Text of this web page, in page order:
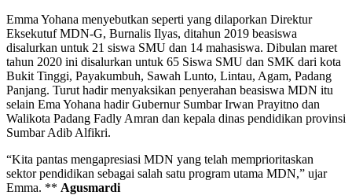
Emma Yohana menyebutkan seperti yang dilaporkan Direktur
Eksekutuf MDN-G, Burnalis Ilyas, ditahun 2019 beasiswa
disalurkan untuk 21 siswa SMU dan 14 mahasiswa. Dibulan maret
tahun 2020 ini disalurkan untuk 65 Siswa SMU dan SMK dari kota
Bukit Tinggi, Payakumbuh, Sawah Lunto, Lintau, Agam, Padang
Panjang. Turut hadir menyaksikan penyerahan beasiswa MDN itu
selain Ema Yohana hadir Gubernur Sumbar Irwan Prayitno dan
Walikota Padang Fadly Amran dan kepala dinas pendidikan provinsi
Sumbar Adib Alfikri.
“Kita pantas mengapresiasi MDN yang telah memprioritaskan
sektor pendidikan sebagai salah satu program utama MDN,” ujar
Emma. ** Agusmardi